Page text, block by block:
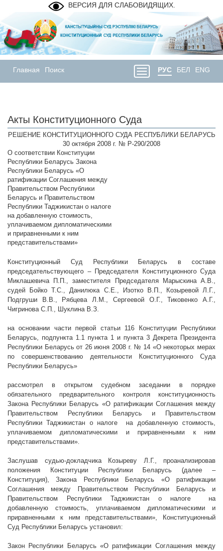
ВЕРСИЯ ДЛЯ СЛАБОВИДЯЩИХ.
Главная Поиск РУС БЕЛ ENG
Акты Конституционного Суда
РЕШЕНИЕ КОНСТИТУЦИОННОГО СУДА РЕСПУБЛИКИ БЕЛАРУСЬ
30 октября 2008 г. № Р-290/2008
О соответствии Конституции
Республики Беларусь Закона
Республики Беларусь «О
ратификации Соглашения между
Правительством Республики
Беларусь и Правительством
Республики Таджикистан о налоге
на добавленную стоимость,
уплачиваемом дипломатическими
и приравненными к ним
представительствами»
Конституционный Суд Республики Беларусь в составе
председательствующего – Председателя Конституционного Суда
Миклашевича П.П., заместителя Председателя Марыскина А.В.,
судей Бойко Т.С., Данилюка С.Е., Изотко В.П., Козыревой Л.Г.,
Подгруши В.В., Рябцева Л.М., Сергеевой О.Г., Тиковенко А.Г.,
Чигринова С.П., Шуклина В.З.
на основании части первой статьи 116 Конституции Республики
Беларусь, подпункта 1.1 пункта 1 и пункта 3 Декрета Президента
Республики Беларусь от 26 июня 2008 г. № 14 «О некоторых мерах
по совершенствованию деятельности Конституционного Суда
Республики Беларусь»
рассмотрел в открытом судебном заседании в порядке
обязательного предварительного контроля конституционность
Закона Республики Беларусь «О ратификации Соглашения между
Правительством Республики Беларусь и Правительством
Республики Таджикистан о налоге
на добавленную стоимость,
уплачиваемом дипломатическими и приравненными к ним
представительствами».
Заслушав судью-докладчика Козыреву Л.Г., проанализировав
положения Конституции Республики Беларусь (далее –
Конституция), Закона Республики Беларусь «О ратификации
Соглашения между Правительством Республики Беларусь и
Правительством Республики Таджикистан о налоге
на
добавленную стоимость, уплачиваемом дипломатическими и
приравненными к ним представительствами», Конституционный
Суд Республики Беларусь установил:
Закон Республики Беларусь «О ратификации Соглашения между